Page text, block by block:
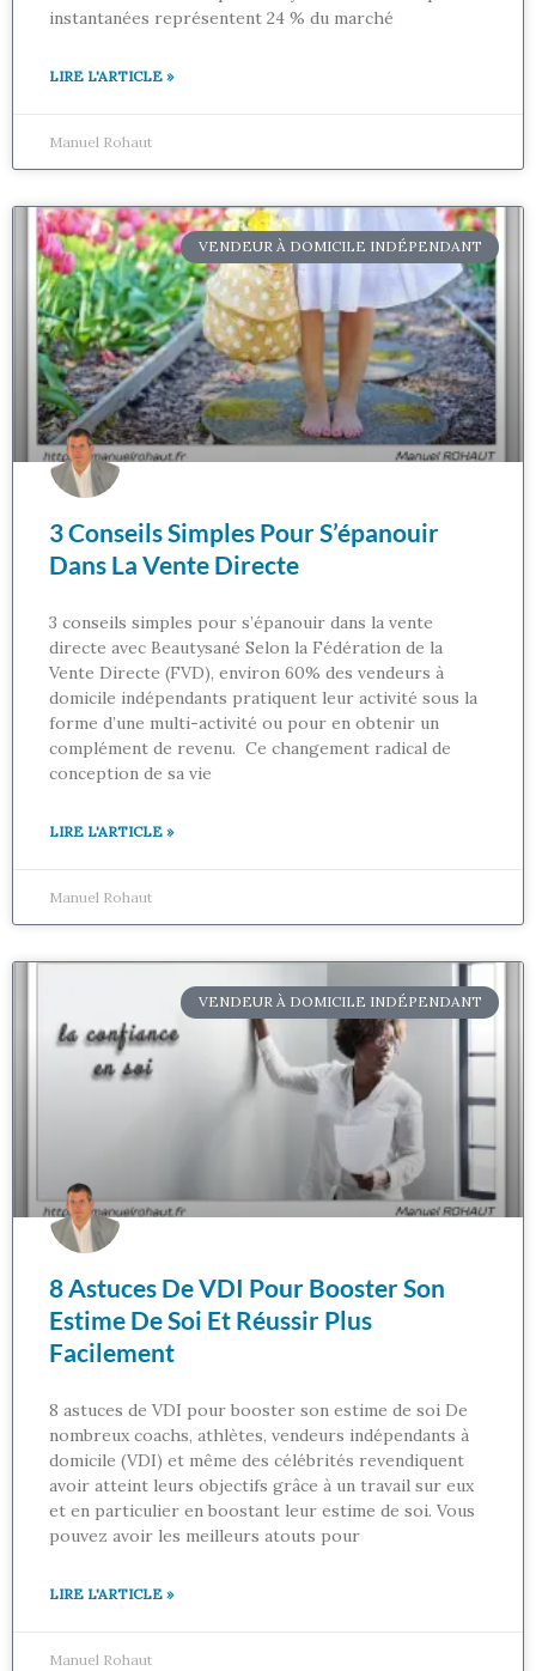
instantanées représentent 24 % du marché
LIRE L'ARTICLE »
Manuel Rohaut
VENDEUR À DOMICILE INDÉPENDANT
3 Conseils Simples Pour S’épanouir
Dans La Vente Directe
3 conseils simples pour s’épanouir dans la vente
directe avec Beautysané Selon la Fédération de la
Vente Directe (FVD), environ 60% des vendeurs à
domicile indépendants pratiquent leur activité sous la
forme d’une multi-activité ou pour en obtenir un
complément de revenu. Ce changement radical de
conception de sa vie
LIRE L'ARTICLE »
Manuel Rohaut
VENDEUR À DOMICILE INDÉPENDANT
8 Astuces De VDI Pour Booster Son
Estime De Soi Et Réussir Plus
Facilement
8 astuces de VDI pour booster son estime de soi De
nombreux coachs, athlètes, vendeurs indépendants à
domicile (VDI) et même des célébrités revendiquent
avoir atteint leurs objectifs grâce à un travail sur eux
et en particulier en boostant leur estime de soi. Vous
pouvez avoir les meilleurs atouts pour
LIRE L'ARTICLE »
Manuel Rohaut